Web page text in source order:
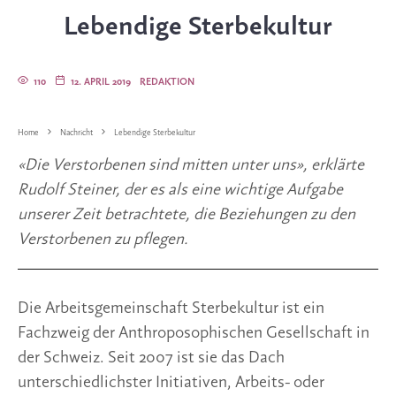
Lebendige Sterbekultur
REDAKTION
12. APRIL 2019
110
Home Nachricht Lebendige Sterbekultur
«Die Verstorbenen sind mitten unter uns», erklärte
Rudolf Steiner, der es als eine wichtige Aufgabe
unserer Zeit betrachtete, die Beziehungen zu den
Verstorbenen zu pflegen.
Die Arbeitsgemeinschaft Sterbekultur ist ein
Fachzweig der Anthroposophischen Gesellschaft in
der Schweiz. Seit 2007 ist sie das Dach
unterschiedlichster Initiativen, Arbeits- oder